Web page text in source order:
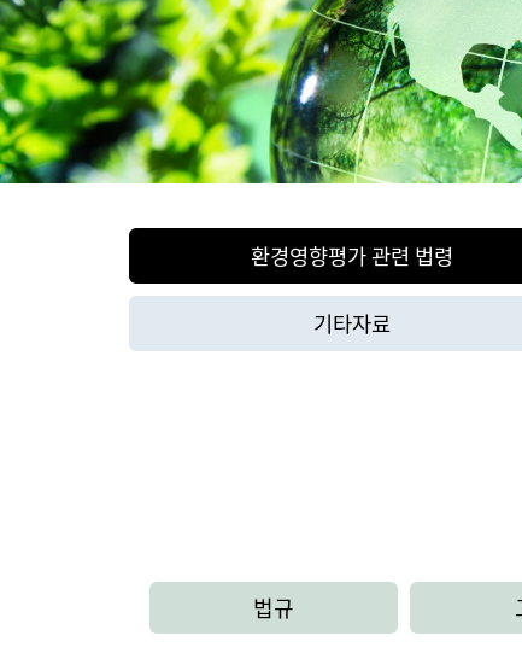
환경영향평가 관련 법령
기타자료
법규